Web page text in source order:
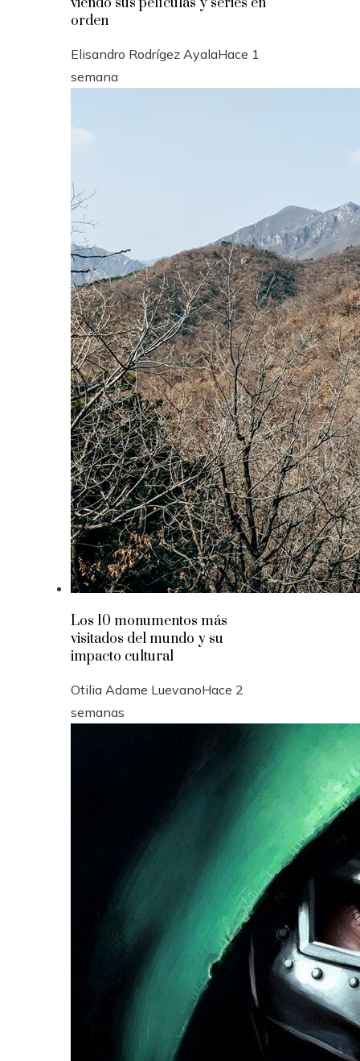
orden
Elisandro Rodrígez AyalaHace 1
semana
Los 10 monumentos más
visitados del mundo y su
impacto cultural
Otilia Adame LuevanoHace 2
semanas